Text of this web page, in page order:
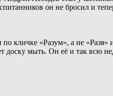
он не бросил и
кличке «Разум», а не «Разя»
доску мыть. Он её и так всю